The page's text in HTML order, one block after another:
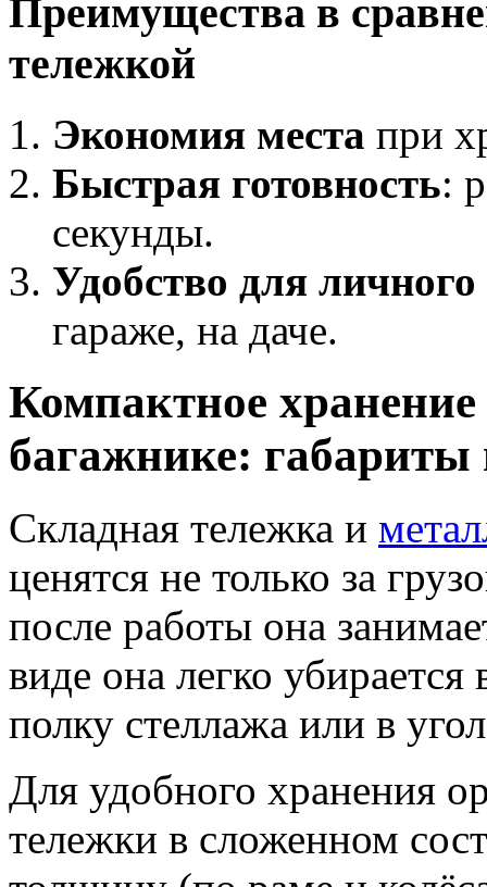
Преимущества в
тележкой
Экономия места при
Быстрая готовность:
секунды.
Удобство для
гараже, на даче.
Компактное
багажнике: габариты
Складная тележка и
ценятся не только за
после работы она
виде она легко
полку стеллажа или в
Для удобного хранения
тележки в сложенном